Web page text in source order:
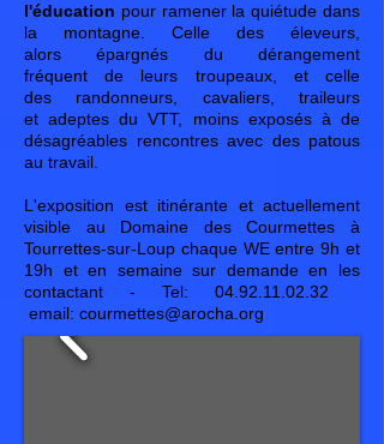
l'éducation pour ramener la quiétude dans
la montagne. Celle des éleveurs,
alors épargnés du dérangement
fréquent de leurs troupeaux, et celle
des randonneurs, cavaliers, traileurs
et adeptes du VTT, moins exposés à de
désagréables rencontres avec des patous
au travail.
L'exposition est itinérante et actuellement
visible au Domaine des Courmettes à
Tourrettes-sur-Loup chaque WE entre 9h et
19h et en semaine sur demande en les
contactant - Tel: 04.92.11.02.32
email: courmettes@arocha.org